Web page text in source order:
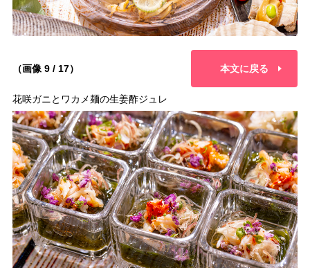
（画像 9 / 17） 本文に戻る
花咲ガニとワカメ麺の生姜酢ジュレ